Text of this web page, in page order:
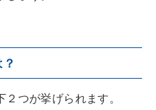
つが挙げられます。